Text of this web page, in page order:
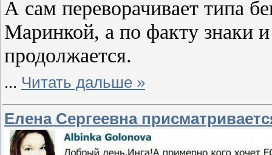
А сам переворачивает типа
Маринкой, а по факту знаки
продолжается.
... Читать дальше »
Елена Сергеевна